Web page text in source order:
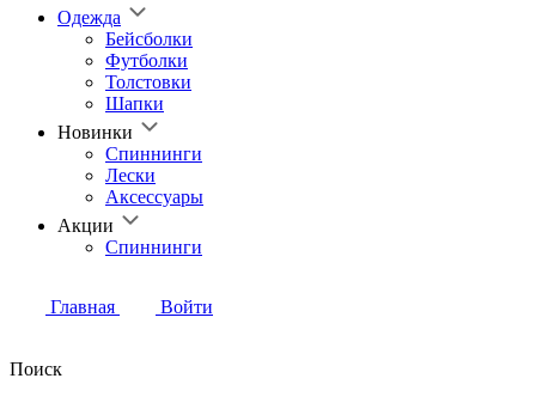
Одежда
Бейсболки
Футболки
Толстовки
Шапки
Новинки
Спиннинги
Лески
Аксессуары
Акции
Спиннинги
Главная Войти
Поиск